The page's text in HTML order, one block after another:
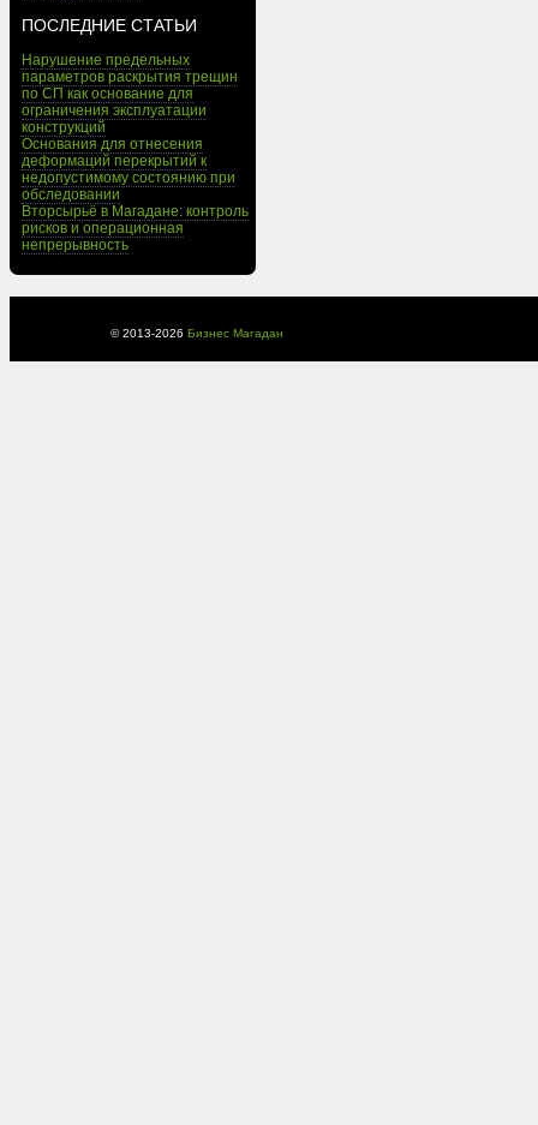
ПОСЛЕДНИЕ СТАТЬИ
Нарушение предельных
параметров раскрытия трещин
по СП как основание для
ограничения эксплуатации
конструкций
Основания для отнесения
деформаций перекрытий к
недопустимому состоянию при
обследовании
Вторсырьё в Магадане: контроль
рисков и операционная
непрерывность
© 2013-2026 Бизнес Магадан